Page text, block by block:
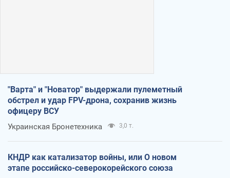
"Варта" и "Новатор" выдержали пулеметный
обстрел и удар FPV-дрона, сохранив жизнь
офицеру ВСУ
Украинская Бронетехника 3,0 т.
КНДР как катализатор войны, или О новом
этапе российско-северокорейского союза